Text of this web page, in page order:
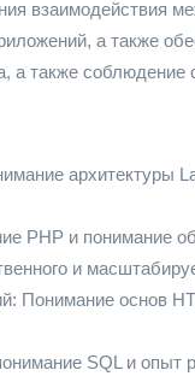
взаимодействия
а также
а также соблюдение
архитектуры
PHP и понимание
и
Понимание основ
SQL и